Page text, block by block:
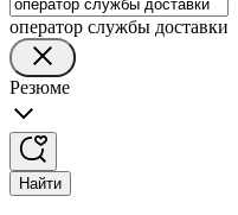
оператор службы доставки
Резюме
Найти